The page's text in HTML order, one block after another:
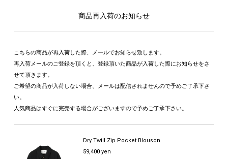
商品再入荷のお知らせ
こちらの商品が再入荷した際、メールでお知らせ致します。
再入荷メールのご登録を頂くと、登録頂いた商品が入荷した際にお知らせをさ
せて頂きます。
ご希望の商品が入荷しない場合、メールは配信されませんので予めご了承下さ
い。
人気商品はすぐに完売する場合がございますので予めご了承下さい。
Dry Twill Zip Pocket Blouson
59,400 yen